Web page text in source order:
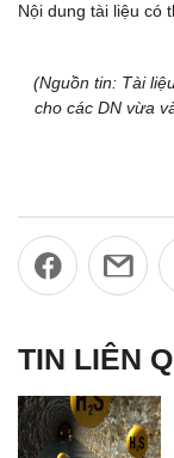
Nội dung tài liệu có
(Nguồn tin: Tài
cho các DN vừa
TIN LIÊN